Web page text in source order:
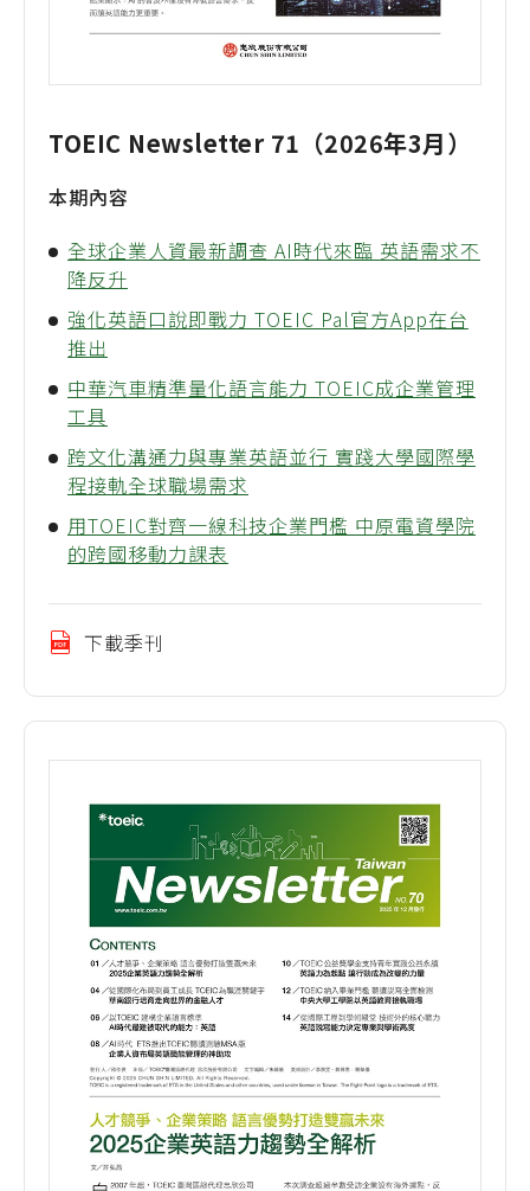
TOEIC Newsletter 71（2026年3月）
本期內容
全球企業人資最新調查 AI時代來臨 英語需求不
降反升
強化英語口說即戰力 TOEIC Pal官方App在台
推出
中華汽車精準量化語言能力 TOEIC成企業管理
工具
跨文化溝通力與專業英語並行 實踐大學國際學
程接軌全球職場需求
用TOEIC對齊一線科技企業門檻 中原電資學院
的跨國移動力課表
下載季刊